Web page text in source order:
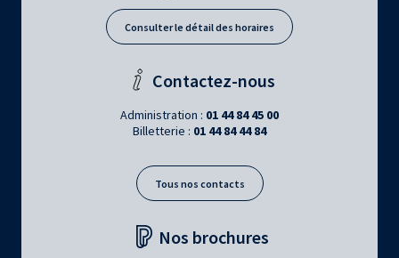
Consulter le détail des horaires
Contactez-nous
Administration : 01 44 84 45 00
Billetterie : 01 44 84 44 84
Tous nos contacts
Nos brochures